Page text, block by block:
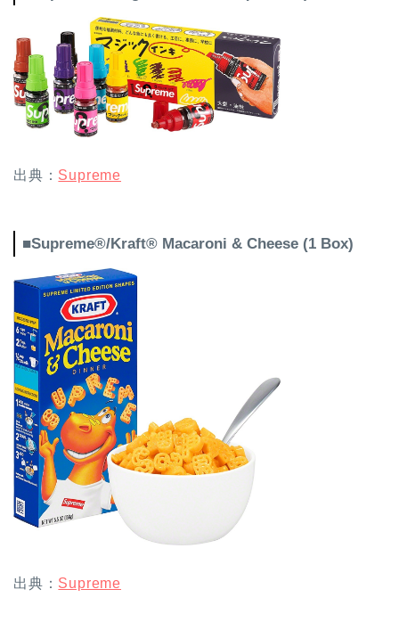
出典： Supreme
■Supreme®/Kraft® Macaroni & Cheese (1 Box)
出典： Supreme